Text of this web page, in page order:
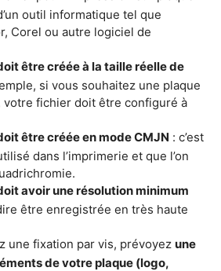
outil informatique tel que
Corel ou autre logiciel de
être créée à la taille réelle de
si vous souhaitez une plaque
votre fichier doit être configuré à
être créée en mode CMJN : c’est
dans l’imprimerie et que l’on
avoir une résolution minimum
être enregistrée en très haute
une fixation par vis, prévoyez une
de votre plaque (logo,